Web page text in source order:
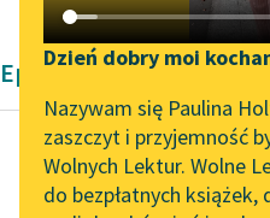
Katalog DAISY
Podkasty o książkach
Aktualności
Zapraszamy na spotkanie
online z tłumaczkami
Dzień dobry moi
Nazywam się Paulina
zaszczyt i przyjemność
Wolnych Lektur. Wolne
do bezpłatnych książek,
Epika Zofii